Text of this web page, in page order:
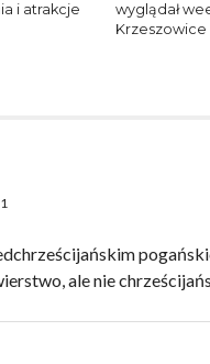
i atrakcje
wyglądał
Krzeszowice
ale nie